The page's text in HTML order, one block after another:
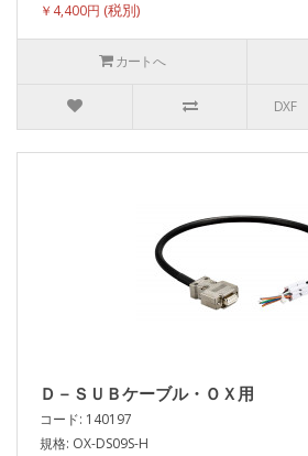
￥4,400円
カートへ
DXF
Ｄ－ＳＵＢケーブル・ＯＸ用
コード: 140197
規格: OX-DS09S-H